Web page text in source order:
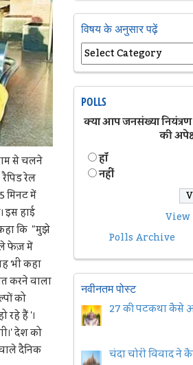
से चलने
रेल
मिनट में
इस हाई
कहा कि "मुझे
फेज़ में
भी कहा
करने वाला
को
रहे हैं '।
देश को
दैनिक
विषय के अनुसार पढ़ें
POLLS
क्या आप जनसंख्या
की
हॉं
नहीं
View
Polls Archive
नवीनतम पोस्ट
27 की पटकथा कैसे
चंदा चोरी विवाद ने